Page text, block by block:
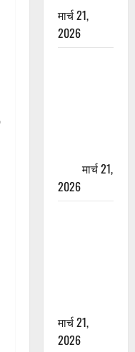
मार्च 21,
2026
मार्च 21,
2026
मार्च 21,
2026